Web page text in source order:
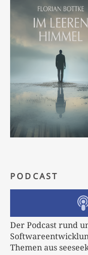
PODCAST
Der Podcast rund
Themen aus